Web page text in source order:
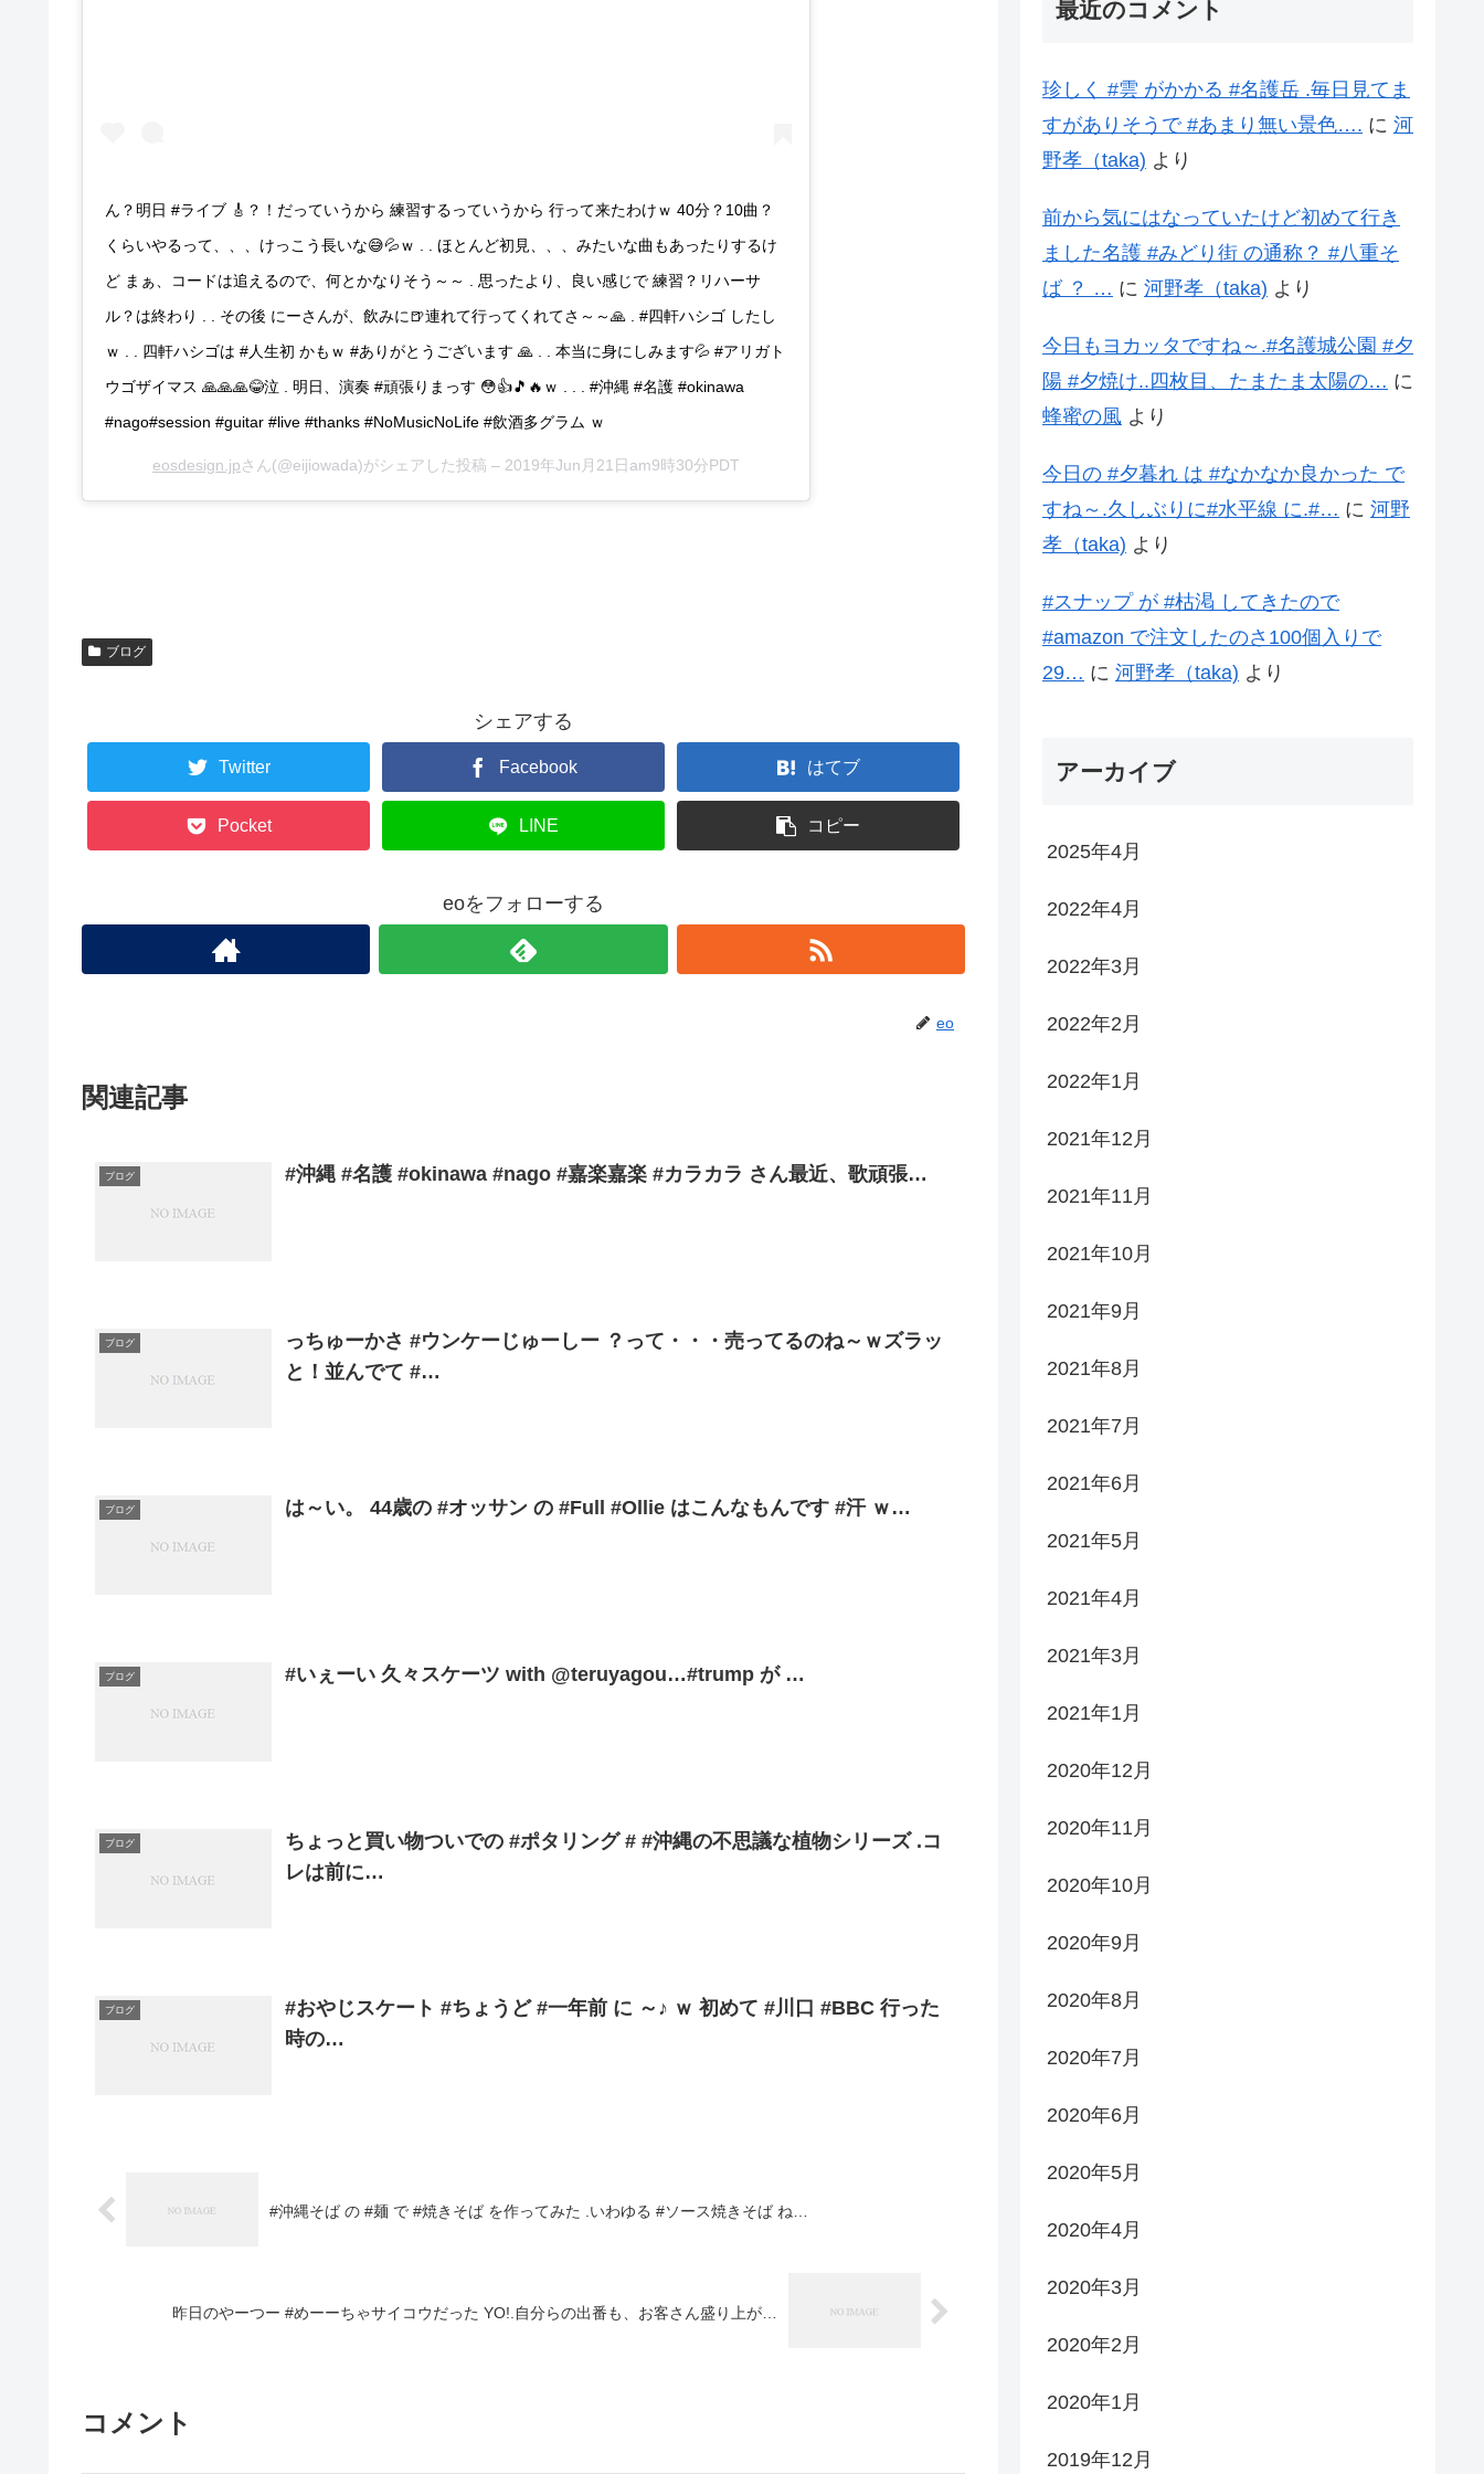
ん？明日 #ライブ 🎸？！だっていうから 練習するっていうから 行って来たわけｗ 40分？10曲？
くらいやるって、、、けっこう長いな😅💦ｗ . . ほとんど初見、、、みたいな曲もあったりするけ
ど まぁ、コードは追えるので、何とかなりそう～～ . 思ったより、良い感じで 練習？リハーサ
ル？は終わり . . その後 にーさんが、飲みに🍺連れて行ってくれてさ～～🙏 . #四軒ハシゴ したし
ｗ . . 四軒ハシゴは #人生初 かもｗ #ありがとうございます 🙏 . . 本当に身にしみます💦 #アリガト
ウゴザイマス 🙏🙏🙏😂泣 . 明日、演奏 #頑張りまっす 😳👍🎵🔥ｗ . . . #沖縄 #名護 #okinawa
#nago#session #guitar #live #thanks #NoMusicNoLife #飲酒多グラム ｗ
eosdesign.jpさん(@eijiowada)がシェアした投稿 – 2019年Jun月21日am9時30分PDT
ブログ
シェアする
Twitter Facebook はてブ
Pocket LINE コピー
eoをフォローする
eo
関連記事
ブログ #沖縄 #名護 #okinawa #nago #嘉楽嘉楽 #カラカラ さん最近、歌頑張…
ブログ
っちゅーかさ #ウンケーじゅーしー ？って・・・売ってるのね～ｗズラッ
と！並んでて #…
ブログ は～い。 44歳の #オッサン の #Full #Ollie はこんなもんです #汗 ｗ…
ブログ #いぇーい 久々スケーツ with @teruyagou…#trump が …
ブログ
ちょっと買い物ついでの #ポタリング # #沖縄の不思議な植物シリーズ .コ
レは前に…
ブログ
#おやじスケート #ちょうど #一年前 に ～♪ ｗ 初めて #川口 #BBC 行った
時の…
#沖縄そば の #麺 で #焼きそば を作ってみた .いわゆる #ソース焼きそば ね…
昨日のやーつー #めーーちゃサイコウだった YO!.自分らの出番も、お客さん盛り上が…
コメント
最近のコメント
珍しく #雲 がかかる #名護岳 .毎日見てま
すがありそうで #あまり無い景色…. に 河
野孝（taka) より
前から気にはなっていたけど初めて行き
ました名護 #みどり街 の通称？ #八重そ
ば ？ … に 河野孝（taka) より
今日もヨカッタですね～.#名護城公園 #夕
陽 #夕焼け..四枚目、たまたま太陽の… に
蜂蜜の風 より
今日の #夕暮れ は #なかなか良かった で
すね～.久しぶりに#水平線 に.#… に 河野
孝（taka) より
#スナップ が #枯渇 してきたので
#amazon で注文したのさ100個入りで
29… に 河野孝（taka) より
アーカイブ
2025年4月
2022年4月
2022年3月
2022年2月
2022年1月
2021年12月
2021年11月
2021年10月
2021年9月
2021年8月
2021年7月
2021年6月
2021年5月
2021年4月
2021年3月
2021年1月
2020年12月
2020年11月
2020年10月
2020年9月
2020年8月
2020年7月
2020年6月
2020年5月
2020年4月
2020年3月
2020年2月
2020年1月
2019年12月